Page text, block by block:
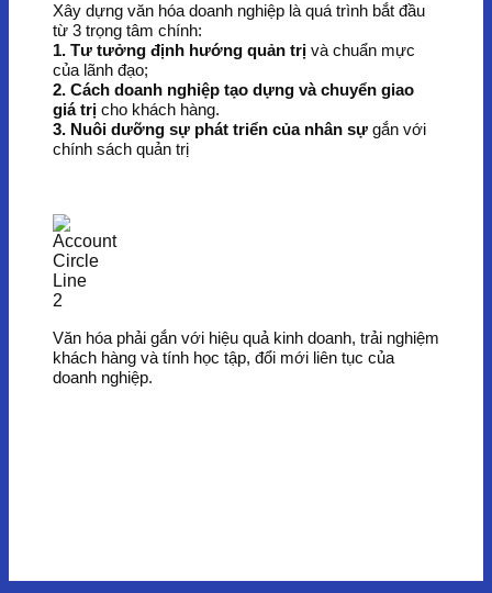
Xây dựng văn hóa doanh nghiệp là quá trình bắt đầu
từ 3 trọng tâm chính:
1. Tư tưởng định hướng quản trị và chuẩn mực
của lãnh đạo;
2. Cách doanh nghiệp tạo dựng và chuyển giao
giá trị cho khách hàng.
3. Nuôi dưỡng sự phát triển của nhân sự gắn với
chính sách quản trị
Văn hóa phải gắn với hiệu quả kinh doanh, trải nghiệm
khách hàng và tính học tập, đổi mới liên tục của
doanh nghiệp.